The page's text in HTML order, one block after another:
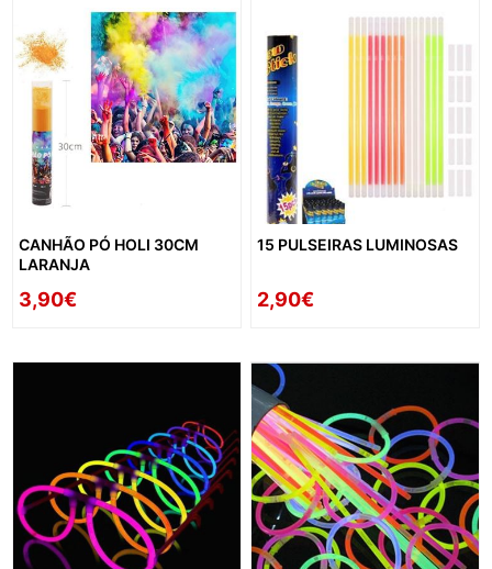
CANHÃO PÓ HOLI 30CM
LARANJA
3,90€
15 PULSEIRAS LUMINOSAS
2,90€